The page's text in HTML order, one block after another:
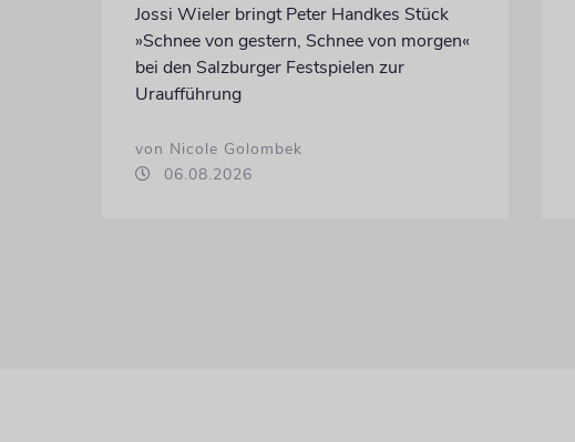
Jossi Wieler bringt Peter Handkes Stück
»Schnee von gestern, Schnee von morgen«
bei den Salzburger Festspielen zur
Uraufführung
von Nicole Golombek
06.08.2026